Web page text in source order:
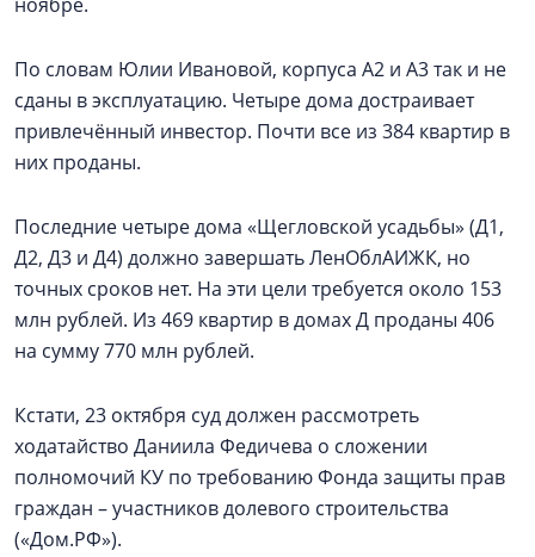
По словам Юлии Ивановой, корпуса А2 и А3 так и не
сданы в эксплуатацию. Четыре дома достраивает
привлечённый инвестор. Почти все из 384 квартир в
них проданы.
Последние четыре дома «Щегловской усадьбы» (Д1,
Д2, Д3 и Д4) должно завершать ЛенОблАИЖК, но
точных сроков нет. На эти цели требуется около 153
млн рублей. Из 469 квартир в домах Д проданы 406
на сумму 770 млн рублей.
Кстати, 23 октября суд должен рассмотреть
ходатайство Даниила Федичева о сложении
полномочий КУ по требованию Фонда защиты прав
граждан – участников долевого строительства
(«Дом.РФ»).